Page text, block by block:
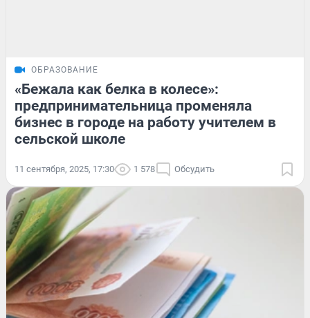
ОБРАЗОВАНИЕ
«Бежала как белка в колесе»:
предпринимательница променяла
бизнес в городе на работу учителем в
сельской школе
11 сентября, 2025, 17:30 1 578 Обсудить